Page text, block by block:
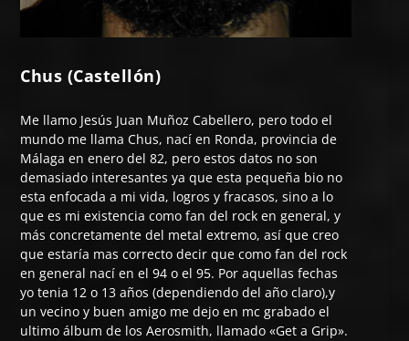
Chus (Castellón)
Me llamo Jesús Juan Muñoz Cabellero, pero todo el
mundo me llama Chus, nací en Ronda, provincia de
Málaga en enero del 82, pero estos datos no son
demasiado interesantes ya que esta pequeña bio no
esta enfocada a mi vida, logros y fracasos, sino a lo
que es mi existencia como fan del rock en general, y
más concretamente del metal extremo, así que creo
que estaría mas correcto decir que como fan del rock
en general nací en el 94 o el 95. Por aquellas fechas
yo tenia 12 o 13 años (dependiendo del año claro),y
un vecino y buen amigo me dejo en mc grabado el
ultimo álbum de los Aerosmith, llamado «Get a Grip».